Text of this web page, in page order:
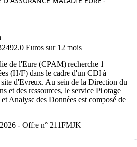
Euros sur 12 mois
de l'Eure (CPAM) recherche 1
(H/F) dans le cadre d'un CDI à
d'Evreux. Au sein de la Direction du
et des ressources, le service Pilotage
Analyse des Données est composé de
- Offre n° 211FMJK